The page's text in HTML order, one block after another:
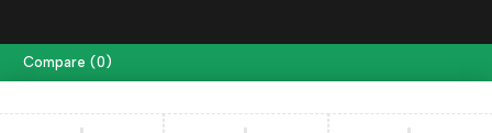
Compare (0)